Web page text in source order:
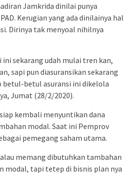
Jamkrida dinilai punya
Kerugian yang ada dinilainya hal
Dirinya tak menyoal nihilnya
ini sekarang udah mulai tren kan,
sapi pun diasuransikan sekarang
betul-betul asuransi ini dikelola
Jumat (28/2/2020).
kembali menyuntikan dana
modal. Saat ini Pemprov
pemegang saham utama.
memang dibutuhkan tambahan
modal, tapi tetep di bisnis plan nya